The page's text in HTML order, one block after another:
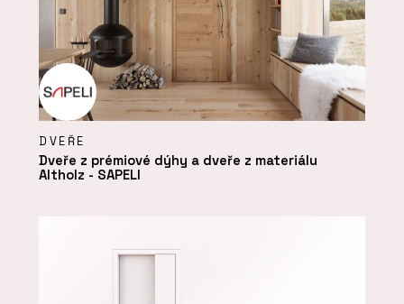
DVEŘE
Dveře z prémiové dýhy a dveře z materiálu
Altholz - SAPELI